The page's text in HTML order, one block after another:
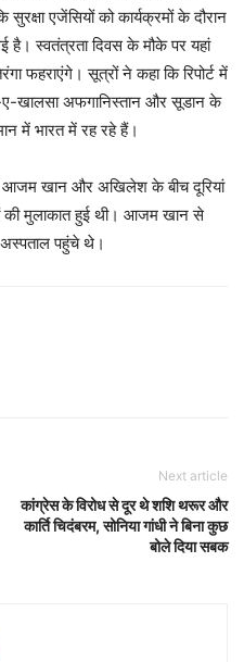
एजेंसियों को कार्यक्रमों के दौरान
है। स्वतंत्रता दिवस के मौके पर यहां
फहराएंगे। सूत्रों ने कहा कि रिपोर्ट में
ए-खालसा अफगानिस्तान और सूडान के
में भारत में रह रहे हैं।
खान और अखिलेश के बीच दूरियां
की मुलाकात हुई थी। आजम खान से
पहुंचे थे।
Next article
कांग्रेस के विरोध से दूर थे शशि थरूर और
कार्ति चिदंबरम, सोनिया गांधी ने बिना कुछ
बोले दिया सबक